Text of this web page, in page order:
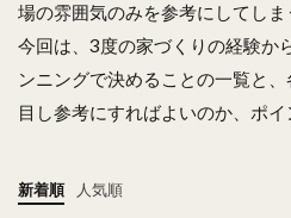
場の雰囲気のみを参考にしてしま
今回は、3度の家づくりの経験か
ンニングで決めることの一覧と
目し参考にすればよいのか、ポイ
新着順 人気順